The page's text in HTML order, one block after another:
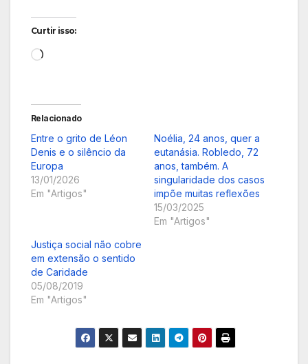
Curtir isso:
Carregando...
Relacionado
Entre o grito de Léon
Denis e o silêncio da
Europa
13/01/2026
Em "Artigos"
Noélia, 24 anos, quer a
eutanásia. Robledo, 72
anos, também. A
singularidade dos casos
impõe muitas reflexões
15/03/2025
Em "Artigos"
Justiça social não cobre
em extensão o sentido
de Caridade
05/08/2019
Em "Artigos"